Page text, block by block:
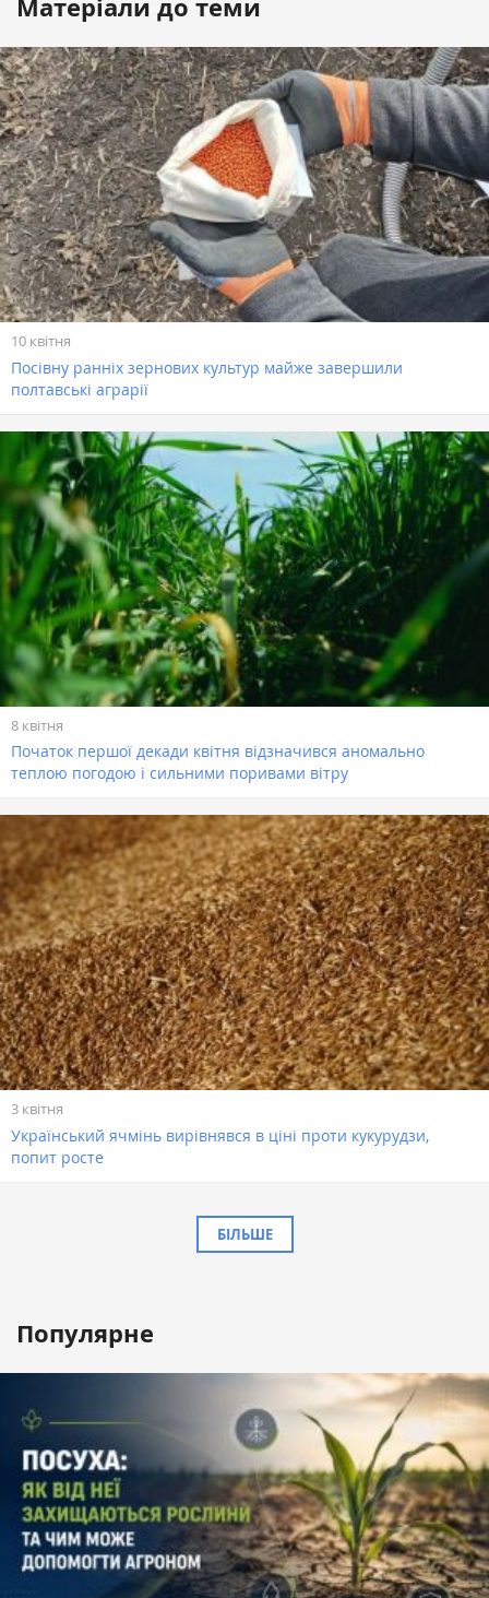
Матеріали до теми
10 квітня
Посівну ранніх зернових культур майже завершили
полтавські аграрії
8 квітня
Початок першої декади квітня відзначився аномально
теплою погодою і сильними поривами вітру
3 квітня
​Український ячмінь вирівнявся в ціні проти кукурудзи,
попит росте
БІЛЬШЕ
Популярне